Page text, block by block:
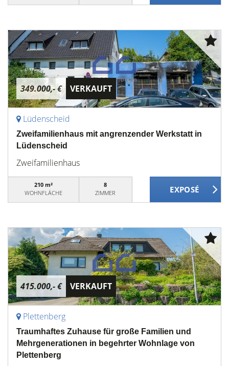
349.000,- € VERKAUFT
Lüdenscheid
Zweifamilienhaus mit angrenzender Werkstatt in
Lüdenscheid
Zweifamilienhaus
210 m²
WOHNFLÄCHE
8
ZIMMER
415.000,- € VERKAUFT
Plettenberg
Traumhaftes Zuhause für große Familien und
Mehrgenerationen in begehrter Wohnlage von
Plettenberg